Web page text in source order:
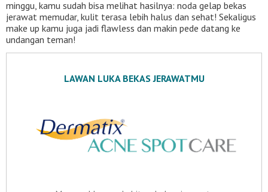
minggu, kamu sudah bisa melihat hasilnya: noda gelap bekas
jerawat memudar, kulit terasa lebih halus dan sehat! Sekaligus
make up kamu juga jadi flawless dan makin pede datang ke
undangan teman!
LAWAN LUKA BEKAS JERAWATMU